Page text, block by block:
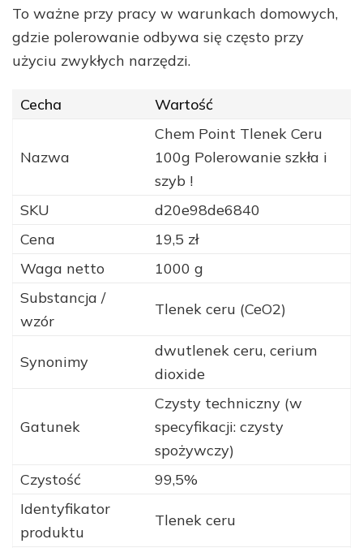
To ważne przy pracy w warunkach domowych,
gdzie polerowanie odbywa się często przy
użyciu zwykłych narzędzi.
Cecha Wartość
Nazwa
Chem Point Tlenek Ceru
100g Polerowanie szkła i
szyb !
SKU
d20e98de6840
Cena
19,5 zł
Waga netto
1000 g
Substancja /
wzór
Tlenek ceru (CeO2)
Synonimy
dwutlenek ceru, cerium
dioxide
Gatunek
Czysty techniczny (w
specyfikacji: czysty
spożywczy)
Czystość
99,5%
Identyfikator
produktu
Tlenek ceru